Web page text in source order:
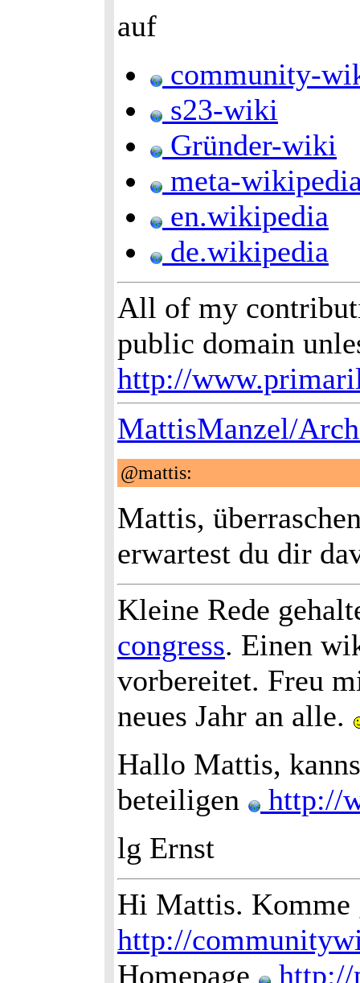
auf
community-
s23-wiki
Gründer-wiki
meta-
en.wikipedia
de.wikipedia
All of my
public domain
http://
MattisManzel/
@mattis:
Mattis,
erwartest du dir
Kleine Rede
congress. Einen
vorbereitet. Freu
neues Jahr an alle.
Hallo Mattis,
beteiligen
http://
lg Ernst
Hi Mattis. Komme
http://
Homepage
http://